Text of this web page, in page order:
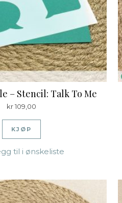
– Stencil: Talk To Me
kr109,00
KJØP
til i ønskeliste